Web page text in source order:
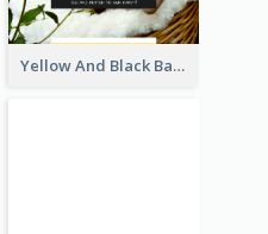
Yellow And Black Baby Shower Facebook Post